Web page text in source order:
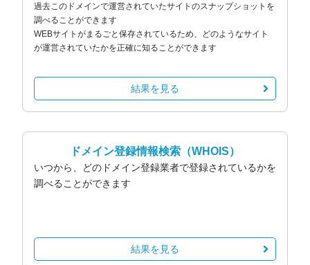
過去このドメインで運営されていたサイトのスナップショットを
調べることができます
WEBサイトがまるごと保存されているため、どのようなサイト
が運営されていたかを正確に知ることができます
結果を見る
ドメイン登録情報検索 （WHOIS）
いつから、どのドメイン登録業者で登録されているかを
調べることができます
結果を見る